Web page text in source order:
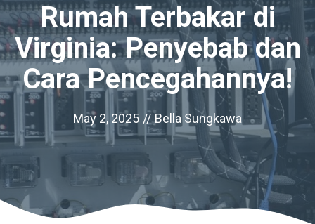
Rumah Terbakar di
Virginia: Penyebab dan
Cara Pencegahannya!
May 2, 2025 // Bella Sungkawa